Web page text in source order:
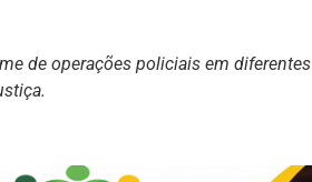
de operações policiais em diferentes